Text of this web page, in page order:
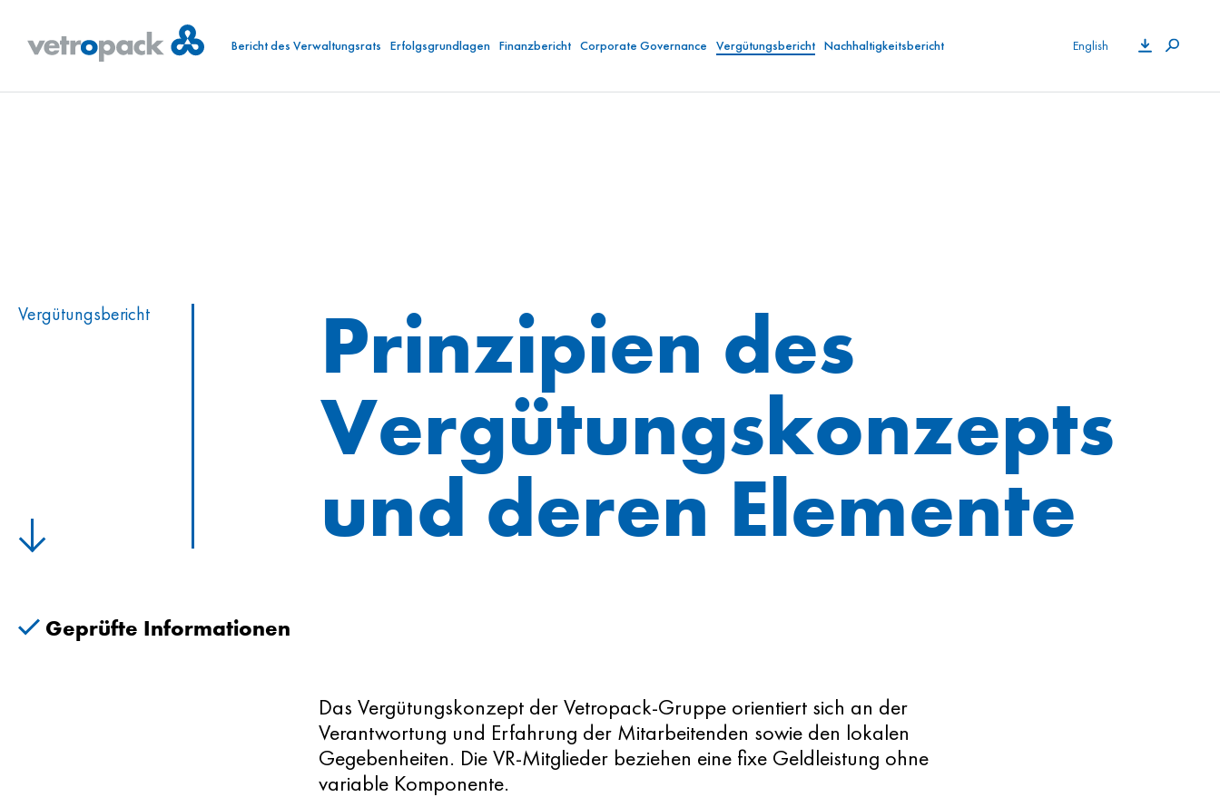
Bericht des Verwaltungsrats Erfolgsgrundlagen Finanzbericht Corporate Governance Vergütungsbericht Nachhaltigkeitsbericht English
Vergütungs­bericht
Prinzipien des
Vergütungskonzepts
und deren Elemente
Geprüfte Informationen
Das Vergütungskonzept der Vetropack-Gruppe orientiert sich an der
Verantwortung und Erfahrung der Mitarbeitenden sowie den lokalen
Gegebenheiten. Die VR-Mitglieder beziehen eine fixe Geldleistung ohne
variable Komponente.